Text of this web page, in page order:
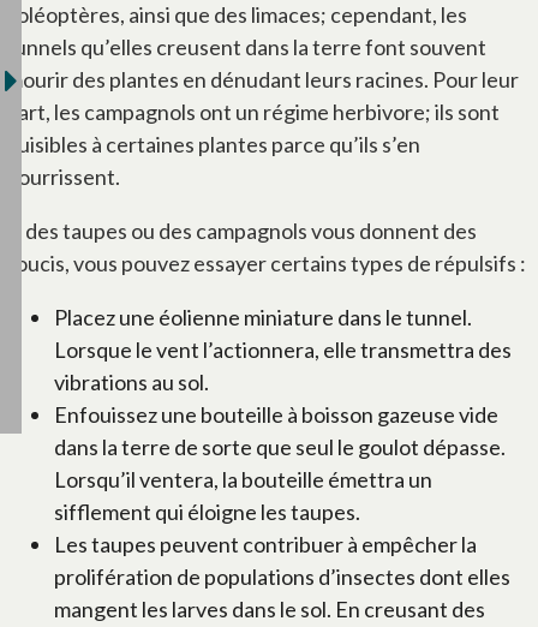
coléoptères, ainsi que des limaces; cependant, les
tunnels qu’elles creusent dans la terre font souvent
mourir des plantes en dénudant leurs racines. Pour leur
part, les campagnols ont un régime herbivore; ils sont
nuisibles à certaines plantes parce qu’ils s’en
nourrissent.
Si des taupes ou des campagnols vous donnent des
soucis, vous pouvez essayer certains types de répulsifs :
Placez une éolienne miniature dans le tunnel.
Lorsque le vent l’actionnera, elle transmettra des
vibrations au sol.
Enfouissez une bouteille à boisson gazeuse vide
dans la terre de sorte que seul le goulot dépasse.
Lorsqu’il ventera, la bouteille émettra un
sifflement qui éloigne les taupes.
Les taupes peuvent contribuer à empêcher la
prolifération de populations d’insectes dont elles
mangent les larves dans le sol. En creusant des